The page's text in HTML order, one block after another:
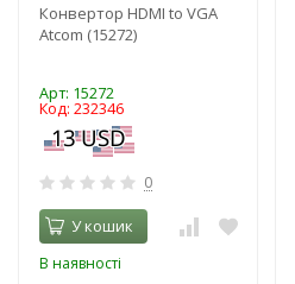
Конвертор HDMI to VGA
Atcom (15272)
Арт: 15272
Код: 232346
0
У кошик
В наявності